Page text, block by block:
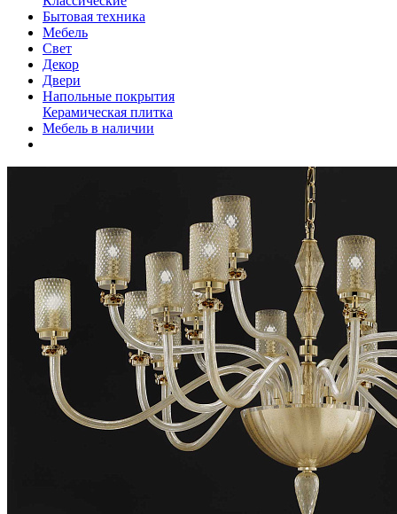
Бытовая техника
Мебель
Свет
Декор
Двери
Напольные покрытия
Керамическая плитка
Мебель в наличии